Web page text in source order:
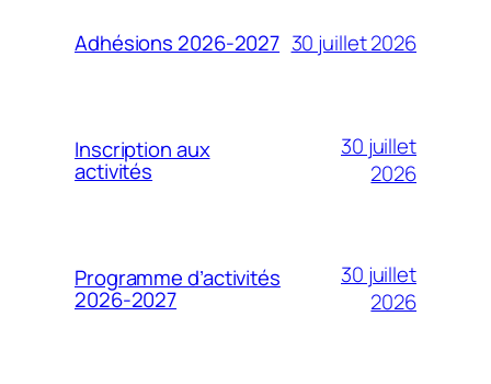
Adhésions 2026-2027 30 juillet 2026
Inscription aux
activités
30 juillet
2026
Programme d’activités
2026-2027
30 juillet
2026